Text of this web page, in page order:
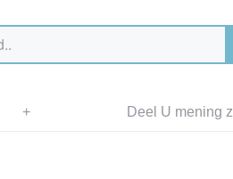
Deel U mening
+